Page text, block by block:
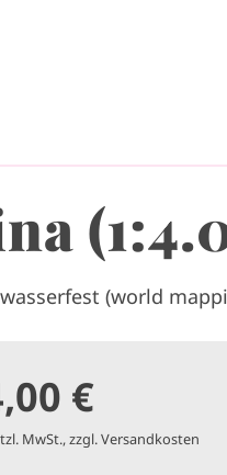
(world
€
MwSt., zzgl. Versandkosten